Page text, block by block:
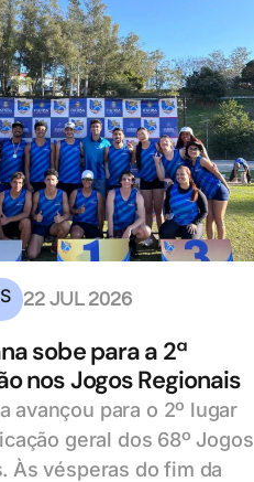
22 JUL 2026
sobe para a 2ª
nos Jogos Regionais
avançou para o 2º lugar
geral dos 68º Jogos
Às vésperas do fim da